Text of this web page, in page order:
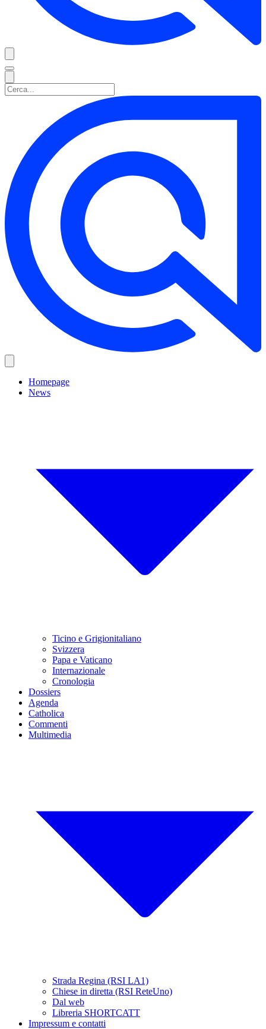
Homepage
News
Ticino e Grigionitaliano
Svizzera
Papa e Vaticano
Internazionale
Cronologia
Dossiers
Agenda
Catholica
Commenti
Multimedia
Strada Regina (RSI LA1)
Chiese in diretta (RSI ReteUno)
Dal web
Libreria SHORTCATT
Impressum e contatti